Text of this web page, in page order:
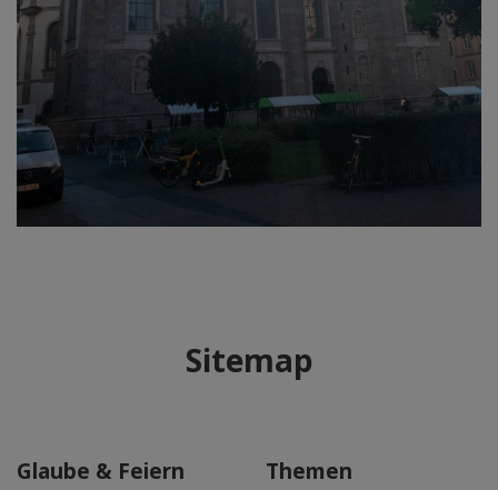
Sitemap
Glaube & Feiern Themen